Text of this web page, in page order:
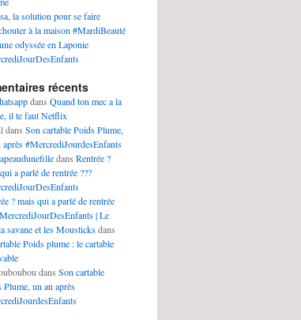
la solution pour se faire
à la maison #MardiBeauté
odyssée en Laponie
récents
dans Quand ton mec a la
il te faut Netflix
dans Son cartable Poids Plume,
après #MercrediJourdesEnfants
dans Rentrée ?
a parlé de rentrée ???
? mais qui a parlé de rentrée
| Le
savane et les Mousticksdans
Poids plume : le cartable
dans Son cartable
Plume, un an après